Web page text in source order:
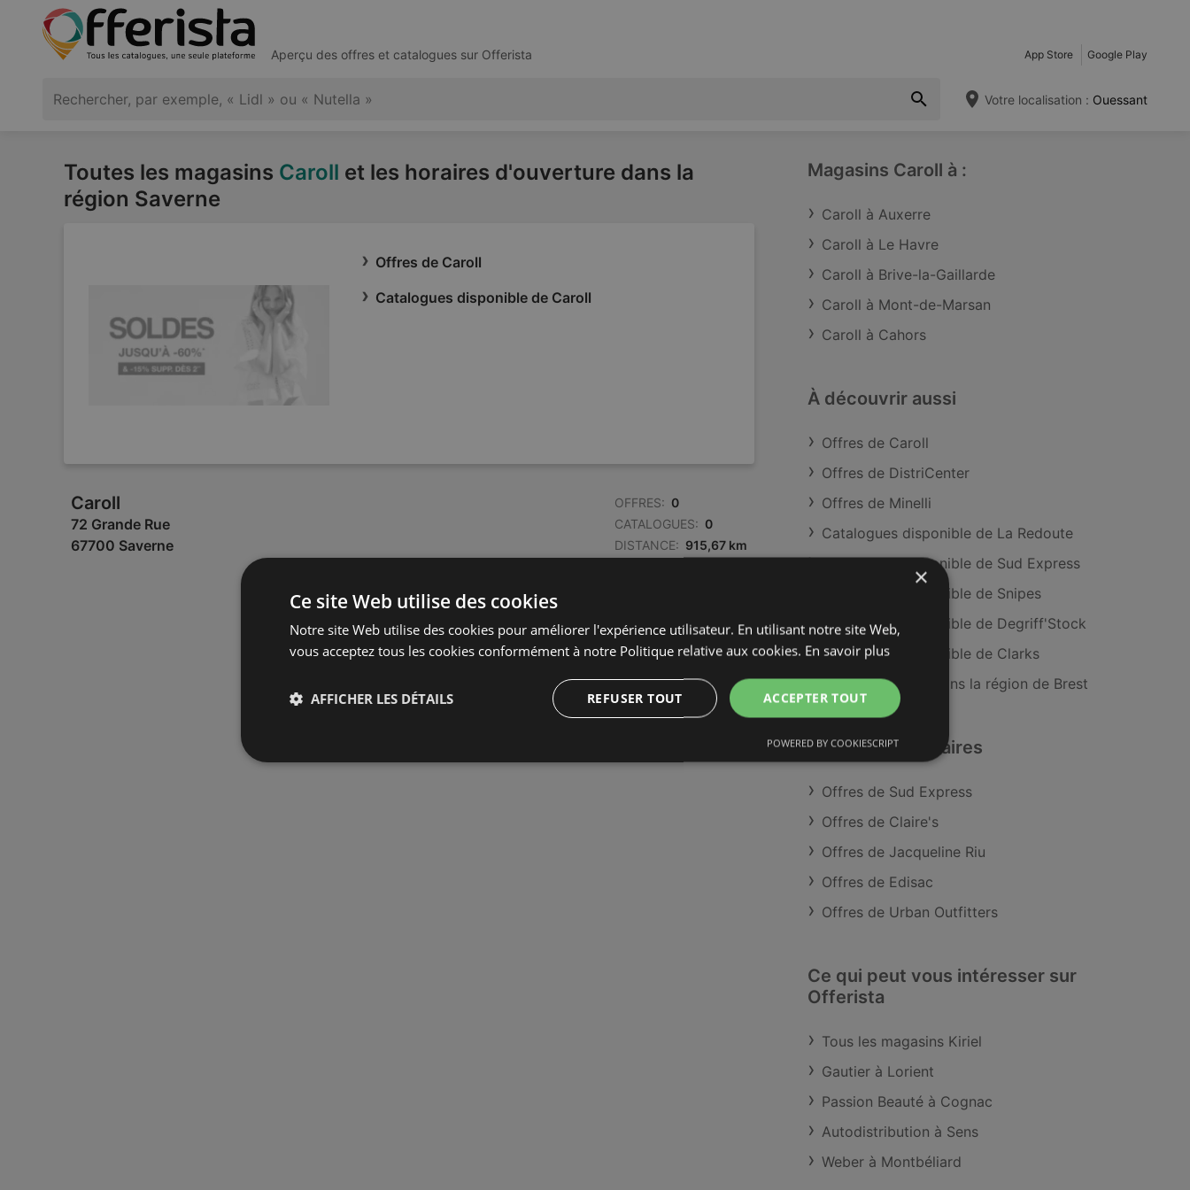
Aperçu des offres et catalogues sur Offerista App Store Google Play
Votre localisation : Ouessant
Toutes les magasins Caroll et les horaires d'ouverture dans la
région Saverne
Offres de Caroll
Catalogues disponible de Caroll
Caroll
72 Grande Rue
67700 Saverne
OFFRES: 0
CATALOGUES: 0
DISTANCE: 915,67 km
Magasins Caroll à :
Caroll à Auxerre
Caroll à Le Havre
Caroll à Brive-la-Gaillarde
Caroll à Mont-de-Marsan
Caroll à Cahors
À découvrir aussi
Offres de Caroll
Offres de DistriCenter
Offres de Minelli
Catalogues disponible de La Redoute
Catalogues disponible de Sud Express
Catalogues disponible de Snipes
Catalogues disponible de Degriff'Stock
Catalogues disponible de Clarks
Magasins Caroll dans la région de Brest
Détaillants similaires
Offres de Sud Express
Offres de Claire's
Offres de Jacqueline Riu
Offres de Edisac
Offres de Urban Outfitters
Ce qui peut vous intéresser sur
Offerista
Tous les magasins Kiriel
Gautier à Lorient
Passion Beauté à Cognac
Autodistribution à Sens
Weber à Montbéliard
×
Ce site Web utilise des cookies
Notre site Web utilise des cookies pour améliorer l'expérience utilisateur. En utilisant notre site Web,
vous acceptez tous les cookies conformément à notre Politique relative aux cookies. En savoir plus
ACCEPTER TOUT
REFUSER TOUT
AFFICHER LES DÉTAILS
POWERED BY COOKIESCRIPT